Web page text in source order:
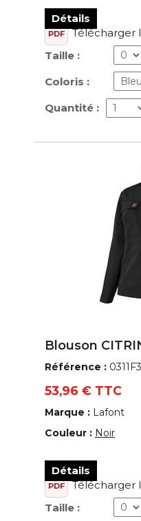
Détails
PDF
Télécharger
Taille :
Coloris :
Quantité :
Blouson
Référence :
53,96 € TTC
Marque : Lafont
Couleur : Noir
Détails
PDF
Télécharger
Taille :